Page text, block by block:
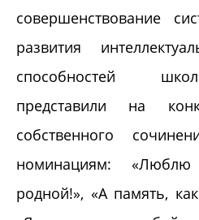
совершенствование
развития
способностей
представили на
собственного
номинациям:
родной!», «А память,